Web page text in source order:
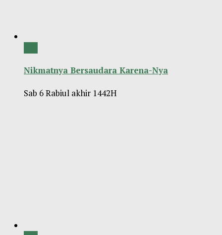
Nikmatnya Bersaudara Karena-Nya
Sab 6 Rabiul akhir 1442H